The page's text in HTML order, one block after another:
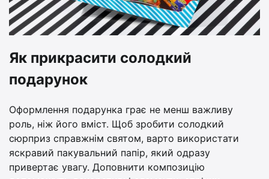
Як прикрасити солодкий
подарунок
Оформлення подарунка грає не менш важливу
роль, ніж його вміст. Щоб зробити солодкий
сюрприз справжнім святом, варто використати
яскравий пакувальний папір, який одразу
привертає увагу. Доповнити композицію